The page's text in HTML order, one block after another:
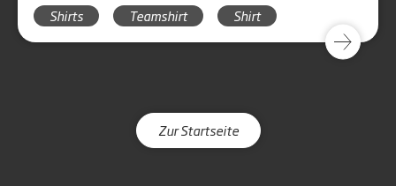
Shirts Teamshirt Shirt
Zur Startseite